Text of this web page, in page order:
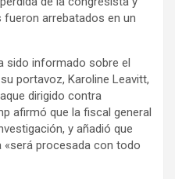
fueron arrebatados en un
sido informado sobre el
portavoz, Karoline Leavitt,
dirigido contra
afirmó que la fiscal general
y añadió que
«será procesada con todo